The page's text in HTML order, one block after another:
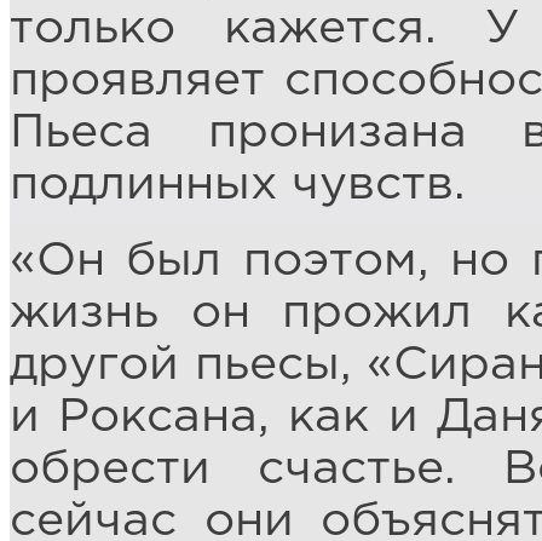
только кажется.
проявляет
Пьеса пронизана
подлинных чувств.
«Он был поэтом, но
жизнь он прожил
другой пьесы,
и Роксана, как и
обрести счастье.
сейчас они